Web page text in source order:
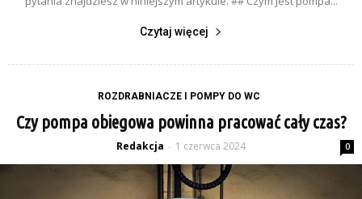
Czytaj więcej
ROZDRABNIACZE I POMPY DO WC
Czy pompa obiegowa powinna pracować cały czas?
Redakcja - 1 czerwca 2024 0